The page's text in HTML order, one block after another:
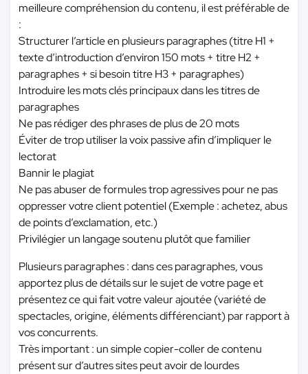
meilleure compréhension du contenu, il est préférable de
:
Structurer l’article en plusieurs paragraphes (titre H1 +
texte d’introduction d’environ 150 mots + titre H2 +
paragraphes + si besoin titre H3 + paragraphes)
Introduire les mots clés principaux dans les titres de
paragraphes
Ne pas rédiger des phrases de plus de 20 mots
Éviter de trop utiliser la voix passive afin d’impliquer le
lectorat
Bannir le plagiat
Ne pas abuser de formules trop agressives pour ne pas
oppresser votre client potentiel (Exemple : achetez, abus
de points d’exclamation, etc.)
Privilégier un langage soutenu plutôt que familier
Plusieurs paragraphes : dans ces paragraphes, vous
apportez plus de détails sur le sujet de votre page et
présentez ce qui fait votre valeur ajoutée (variété de
spectacles, origine, éléments différenciant) par rapport à
vos concurrents.
Très important : un simple copier-coller de contenu
présent sur d’autres sites peut avoir de lourdes